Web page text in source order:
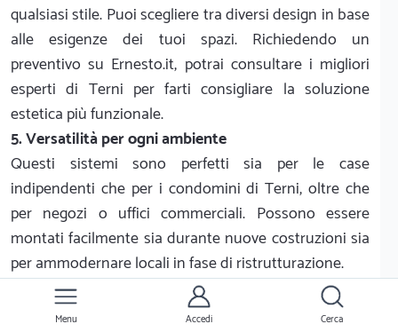
qualsiasi stile. Puoi scegliere tra diversi design in base
alle esigenze dei tuoi spazi. Richiedendo un
preventivo su Ernesto.it, potrai consultare i migliori
esperti di Terni per farti consigliare la soluzione
estetica più funzionale.
5. Versatilità per ogni ambiente
Questi sistemi sono perfetti sia per le case
indipendenti che per i condomini di Terni, oltre che
per negozi o uffici commerciali. Possono essere
montati facilmente sia durante nuove costruzioni sia
per ammodernare locali in fase di ristrutturazione.
6. Durata nel tempo e zero manutenzione
Un impianto a infrarossi di qualità è un investimento
Menu Accedi Cerca